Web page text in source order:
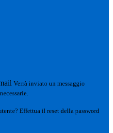
Verrà inviato un messaggio
Effettua il reset della password